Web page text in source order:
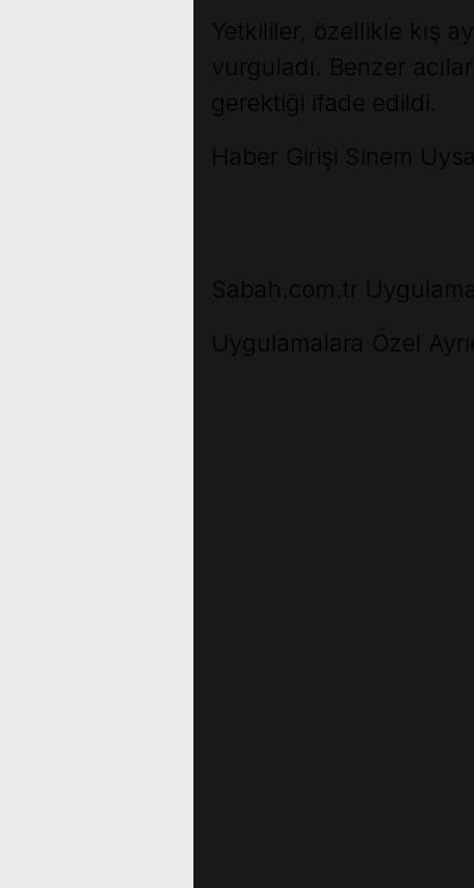
Yetkililer, özellikle kış
vurguladı. Benzer
gerektiği ifade edildi.
Haber Girişi Sinem
Sabah.com.tr
Uygulamalara Özel